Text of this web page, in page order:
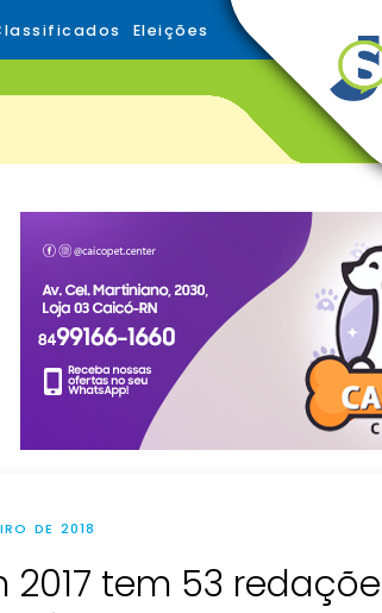
Eleições
DE 2018
2017 tem 53